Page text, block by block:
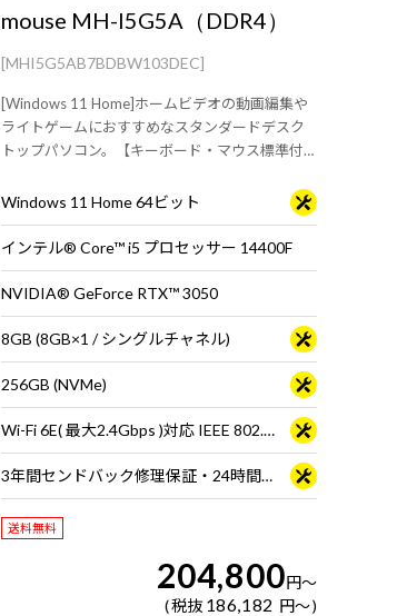
mouse MH-I5G5A（DDR4）
[MHI5G5AB7BDBW103DEC]
[Windows 11 Home]ホームビデオの動画編集や
ライトゲームにおすすめなスタンダードデスク
トップパソコン。【キーボード・マウス標準付
Windows 11 Home 64ビット
インテル® Core™ i5 プロセッサー 14400F
NVIDIA® GeForce RTX™ 3050
8GB (8GB×1 / シングルチャネル)
256GB (NVMe)
Wi-Fi 6E( 最大2.4Gbps )対応 IEEE 802.11 ax/ac/a/b/g/n準拠 ＋ Bluetooth 5内蔵
3年間センドバック修理保証・24時間×365日電話サポート
送料無料
204,800円～
税抜 186,182 円～